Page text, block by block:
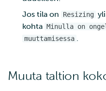
Jos tila on
Resizing
kohta Minulla on
muuttamisessa .
Muuta taltion